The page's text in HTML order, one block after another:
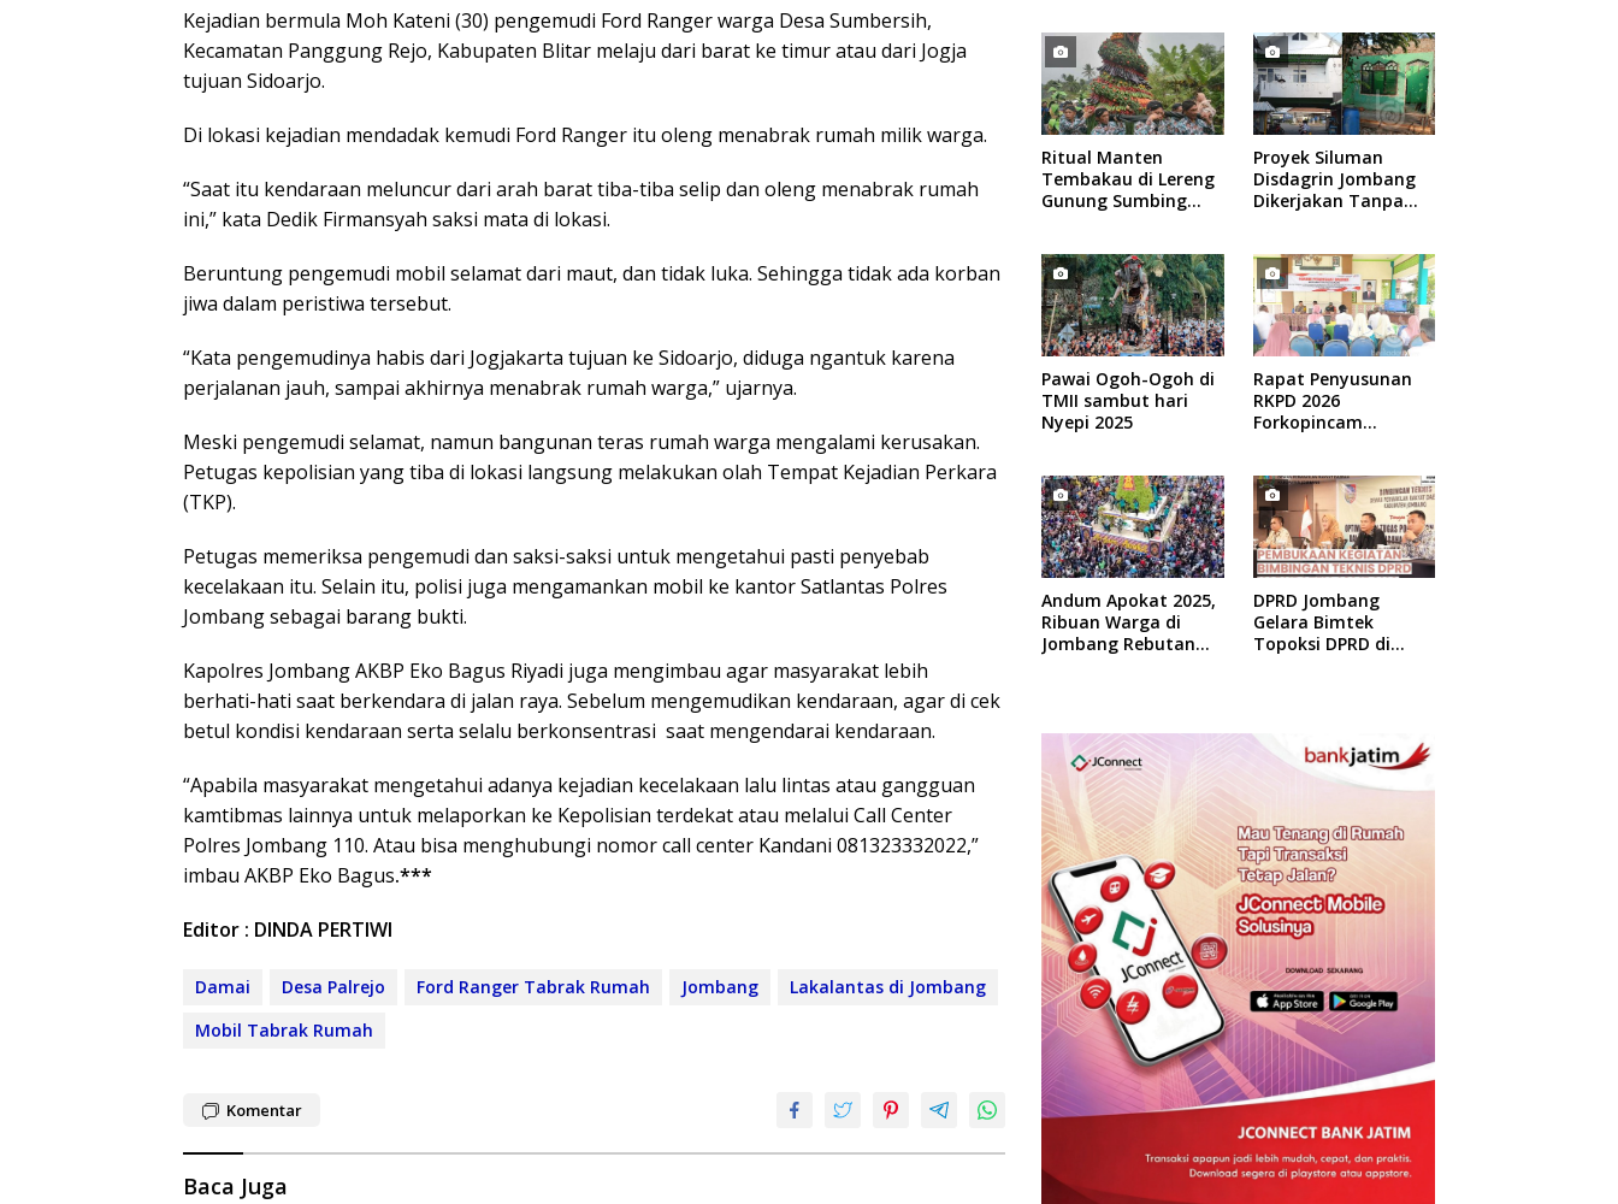
Kejadian bermula Moh Kateni (30) pengemudi Ford Ranger warga Desa Sumbersih,
Kecamatan Panggung Rejo, Kabupaten Blitar melaju dari barat ke timur atau dari Jogja
tujuan Sidoarjo.
Di lokasi kejadian mendadak kemudi Ford Ranger itu oleng menabrak rumah milik warga.
“Saat itu kendaraan meluncur dari arah barat tiba-tiba selip dan oleng menabrak rumah
ini,” kata Dedik Firmansyah saksi mata di lokasi.
Beruntung pengemudi mobil selamat dari maut, dan tidak luka. Sehingga tidak ada korban
jiwa dalam peristiwa tersebut.
“Kata pengemudinya habis dari Jogjakarta tujuan ke Sidoarjo, diduga ngantuk karena
perjalanan jauh, sampai akhirnya menabrak rumah warga,” ujarnya.
Meski pengemudi selamat, namun bangunan teras rumah warga mengalami kerusakan.
Petugas kepolisian yang tiba di lokasi langsung melakukan olah Tempat Kejadian Perkara
(TKP).
Petugas memeriksa pengemudi dan saksi-saksi untuk mengetahui pasti penyebab
kecelakaan itu. Selain itu, polisi juga mengamankan mobil ke kantor Satlantas Polres
Jombang sebagai barang bukti.
Kapolres Jombang AKBP Eko Bagus Riyadi juga mengimbau agar masyarakat lebih
berhati-hati saat berkendara di jalan raya. Sebelum mengemudikan kendaraan, agar di cek
betul kondisi kendaraan serta selalu berkonsentrasi saat mengendarai kendaraan.
“Apabila masyarakat mengetahui adanya kejadian kecelakaan lalu lintas atau gangguan
kamtibmas lainnya untuk melaporkan ke Kepolisian terdekat atau melalui Call Center
Polres Jombang 110. Atau bisa menghubungi nomor call center Kandani 081323332022,”
imbau AKBP Eko Bagus.***
Editor : DINDA PERTIWI
Damai Desa Palrejo Ford Ranger Tabrak Rumah Jombang
Lakalantas di Jombang
Mobil Tabrak Rumah
Komentar
Baca Juga
Ritual Manten
Tembakau di Lereng
Gunung Sumbing
Proyek Siluman
Disdagrin Jombang
Dikerjakan Tanpa
Pawai Ogoh-Ogoh di
TMII sambut hari
Nyepi 2025
Rapat Penyusunan
RKPD 2026
Forkopincam
Andum Apokat 2025,
Ribuan Warga di
Jombang Rebutan
DPRD Jombang
Gelara Bimtek
Topoksi DPRD di